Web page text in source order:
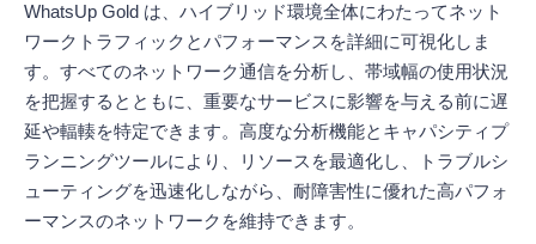
WhatsUp Gold は、ハイブリッド環境全体にわたってネット
ワークトラフィックとパフォーマンスを詳細に可視化しま
す。すべてのネットワーク通信を分析し、帯域幅の使用状況
を把握するとともに、重要なサービスに影響を与える前に遅
延や輻輳を特定できます。高度な分析機能とキャパシティプ
ランニングツールにより、リソースを最適化し、トラブルシ
ューティングを迅速化しながら、耐障害性に優れた高パフォ
ーマンスのネットワークを維持できます。